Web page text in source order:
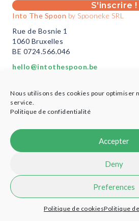
Nous utilisons des cookies pour optimiser
service.
Politique de confidentialité
Accepter
Deny
Preferences
Politique de cookiesPolitique
S'inscrire !
Into The Spoon by Spooneke SRL
Rue de Bosnie 1
1060 Bruxelles
BE 0724.566.046
hello@intothespoon.be
Plus d’infos ici
© 2021 Into the Spoon - Designed by